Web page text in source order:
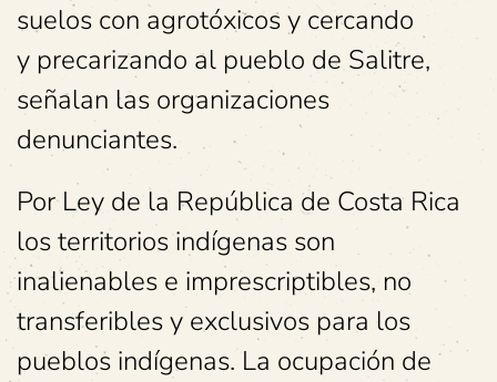
suelos con agrotóxicos y cercando
y precarizando al pueblo de Salitre,
señalan las organizaciones
denunciantes.
Por Ley de la República de Costa Rica
los territorios indígenas son
inalienables e imprescriptibles, no
transferibles y exclusivos para los
pueblos indígenas. La ocupación de